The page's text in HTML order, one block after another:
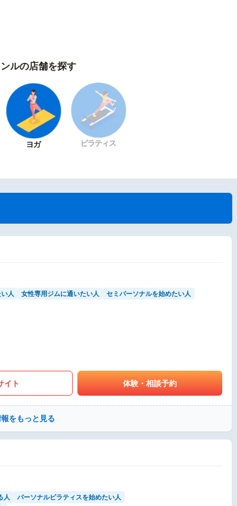
ルの店舗を探す
ヨガ ピラティス
人 女性専用ジムに通いたい人 セミパーソナルを始めたい人
イト 体験・相談予約
をもっと見る
人
パーソナルピラティスを始めたい人